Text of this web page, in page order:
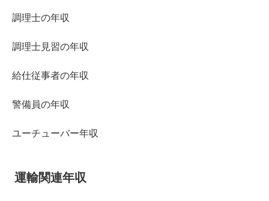
調理士の年収
調理士見習の年収
給仕従事者の年収
警備員の年収
ユーチューバー年収
運輸関連年収